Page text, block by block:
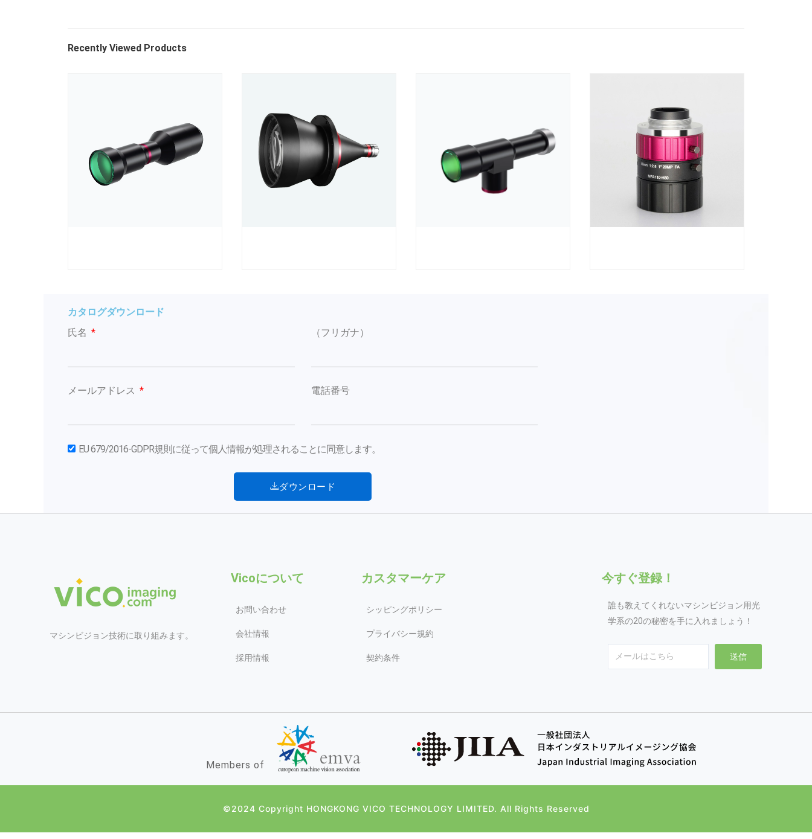
Recently Viewed Products
カタログダウンロード
氏名
（フリガナ）
メールアドレス 電話番号
EU 679/2016-GDPR規則に従って個人情報が処理されることに同意します。
ダウンロード
マシンビジョン技術に取り組みます。
Vicoについて
お問い合わせ
会社情報
採用情報
カスタマーケア
シッピングポリシー
プライバシー規約
契約条件
今すぐ登録！
誰も教えてくれないマシンビジョン用光
学系の20の秘密を手に入れましょう！
Email 送信
Members of
©2024 Copyright HONGKONG VICO TECHNOLOGY LIMITED. All Rights Reserved